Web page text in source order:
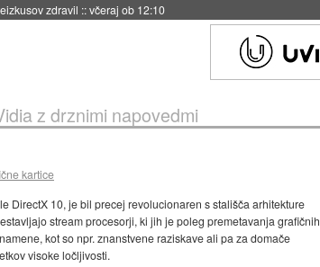
naslednji dve leti::včeraj ob 11:37
z drznimi napovedmi
kartice
DirectX 10, je bil precej revolucionaren s stališča arhitekture
stream procesorji, ki jih je poleg premetavanja grafičnih
kot so npr. znanstvene raziskave ali pa za domače
visoke ločljivosti.